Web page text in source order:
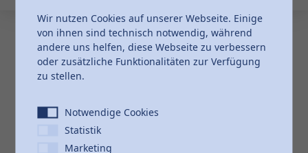
Wir nutzen Cookies auf unserer Webseite. Einige
von ihnen sind technisch notwendig, während
andere uns helfen, diese Webseite zu verbessern
oder zusätzliche Funktionalitäten zur Verfügung
zu stellen.
Notwendige Cookies
Statistik
Marketing